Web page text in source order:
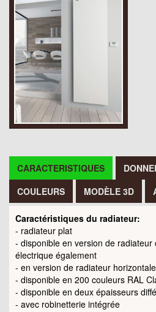
CARACTERISTIQUES
COULEURS
MODÈLE 3D
Caractéristiques du radiateur:
- radiateur plat
- disponible en version de radiateur
électrique également
- en version de radiateur
- disponible en 200 couleurs RAL
- disponible en deux épaisseurs
- avec robinetterie intégrée